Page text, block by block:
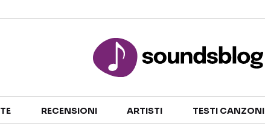
RECENSIONI ARTISTI TESTI CANZONI